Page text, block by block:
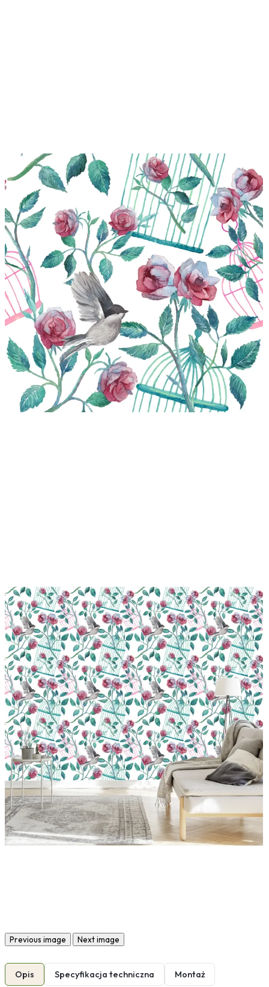
Previous image Next image
Opis Specyfikacja techniczna Montaż